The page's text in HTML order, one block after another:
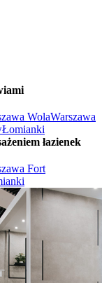
WolaWarszawa
Łomianki
łazienek
Fort